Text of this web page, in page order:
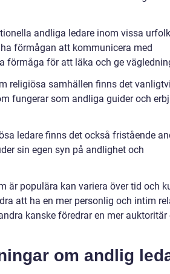
andliga ledare inom vissa
förmågan att kommunicera med
förmåga för att läka och ge
religiösa samhällen finns det
fungerar som andliga guider och
ledare finns det också fristående
sin egen syn på andlighet och
är populära kan variera över tid och
att ha en mer personlig och intim
kanske föredrar en mer auktoritär
om andlig